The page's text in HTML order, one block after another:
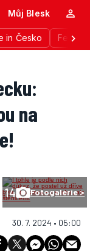
in Česko
Můj Blesk
na
14 Fotogalerie >
30. 7. 2024 • 05:00